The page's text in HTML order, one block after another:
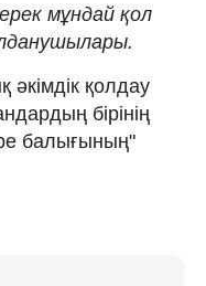
мұндай қол
қолдау
бірінің
балығының"